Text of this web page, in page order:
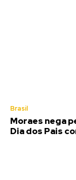
Brasil
Moraes nega
Dia dos Pais